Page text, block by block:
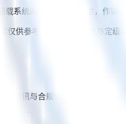
载系统的覆盖程序化派生，作辅
仅供参考，正式合规要求与定级
资讯与合规情报更新。